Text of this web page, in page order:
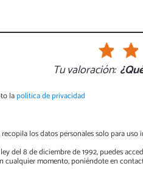
Tu valoración:
lapolítica de privacidad
los datos personales solo para
del 8 de diciembre de 1992, puedes
cualquier momento, poniéndote en